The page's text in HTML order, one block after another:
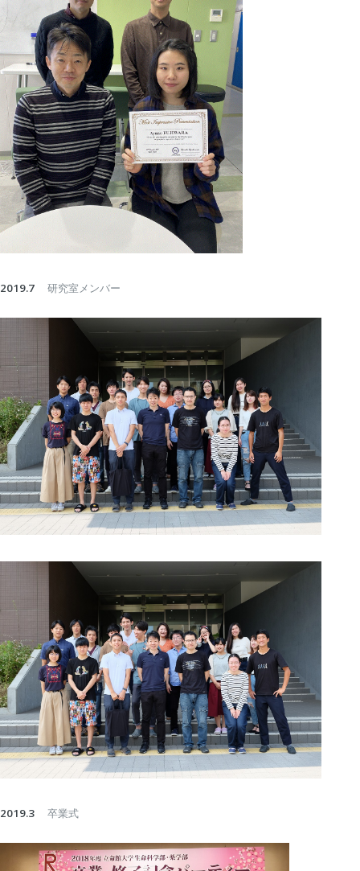
2019.7 研究室メンバー
2019.3 卒業式